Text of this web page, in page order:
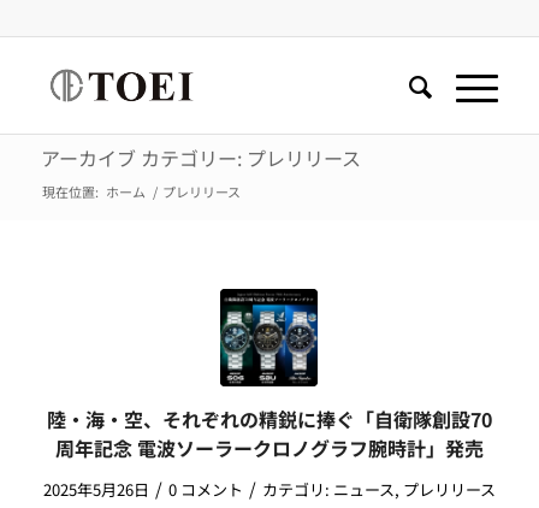
アーカイブ カテゴリー: プレリリース
現在位置: ホーム / プレリリース
陸・海・空、それぞれの精鋭に捧ぐ「自衛隊創設70
周年記念 電波ソーラークロノグラフ腕時計」発売
2025年5月26日 / 0 コメント / カテゴリ: ニュース, プレリリース